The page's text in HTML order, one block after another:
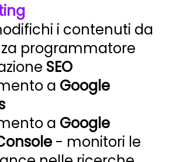
i contenuti da
programmatore
SEO
a Google
a Google
- monitori le